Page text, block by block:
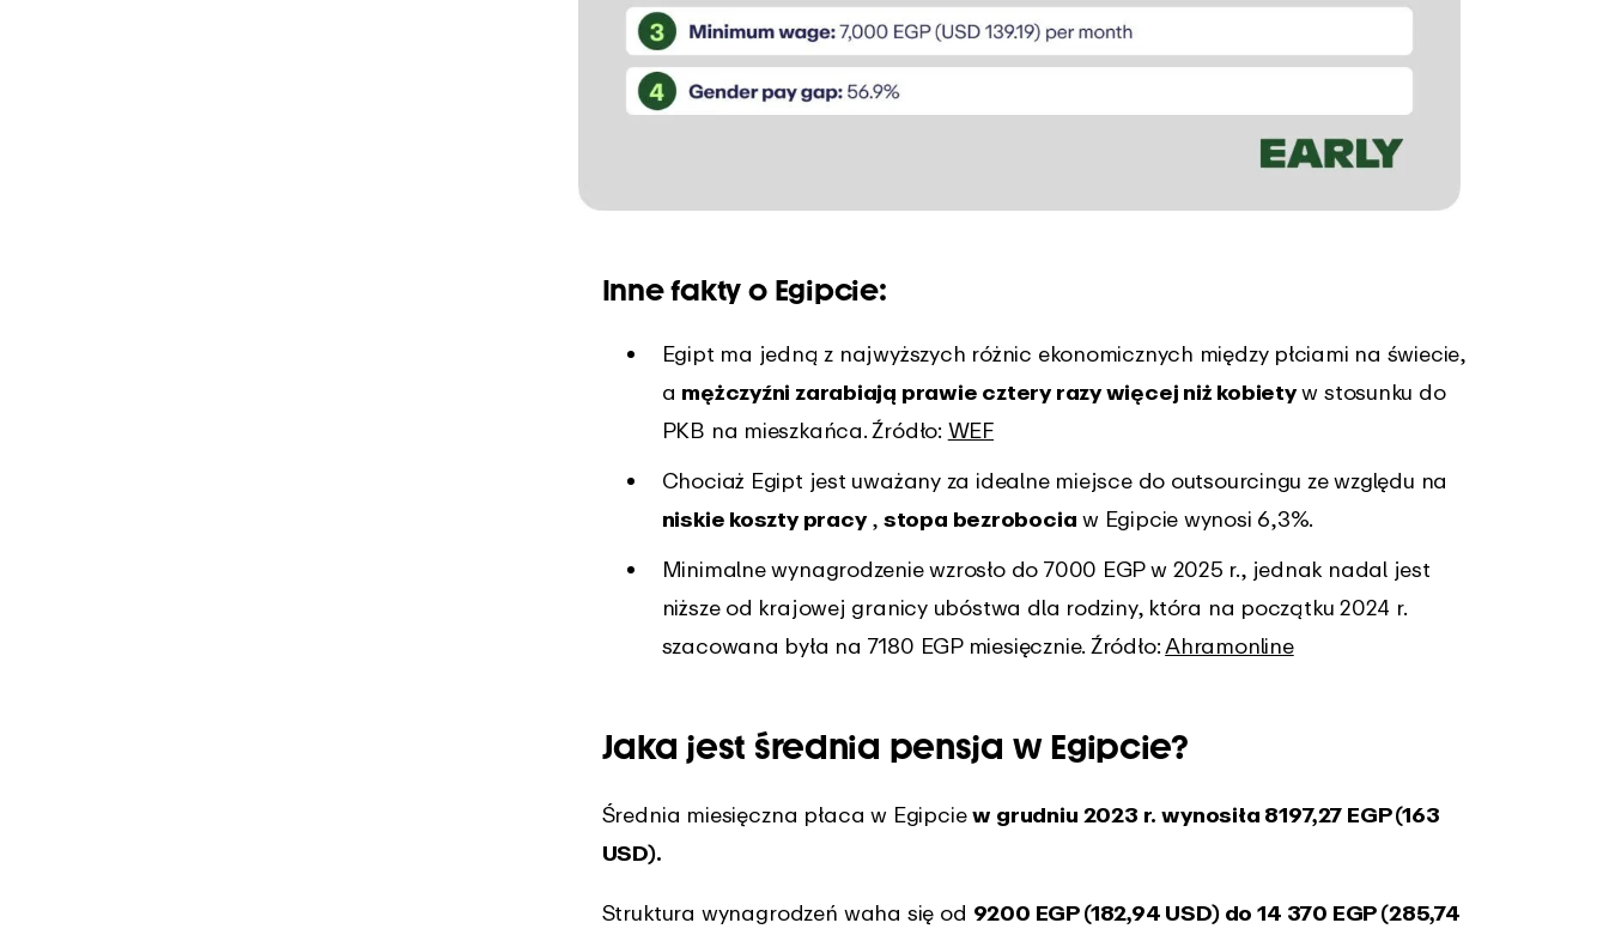
Inne fakty o Egipcie:
Egipt ma jedną z najwyższych różnic ekonomicznych między płciami na świecie,
a mężczyźni zarabiają prawie cztery razy więcej niż kobietyw stosunku do
PKB na mieszkańca. Źródło: WEF
Chociaż Egipt jest uważany za idealne miejsce do outsourcingu ze względu na
niskie koszty pracy, stopa bezrobocia w Egipcie wynosi 6,3%.
Minimalne wynagrodzenie wzrosło do 7000 EGP w 2025 r., jednak nadal jest
niższe od krajowej granicy ubóstwa dla rodziny, która na początku 2024 r.
szacowana była na 7180 EGP miesięcznie. Źródło: Ahramonline
Jaka jest średnia pensja w Egipcie?
Średnia miesięczna płaca w Egipciew grudniu 2023 r. wynosiła 8197,27 EGP (163
USD).
Struktura wynagrodzeń waha się od 9200 EGP (182,94 USD) do 14 370 EGP (285,74